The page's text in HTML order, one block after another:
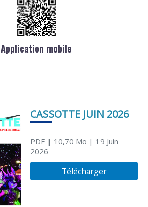
Application mobile
CASSOTTE JUIN 2026
PDF| 10,70 Mo | 19 Juin
2026
Télécharger